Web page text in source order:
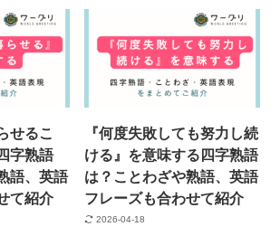
せるこ
字熟語
語、英語
て紹介
『何度失敗しても努力し続
ける』を意味する四字熟語
は？ことわざや熟語、英語
フレーズも合わせて紹介
2026-04-18